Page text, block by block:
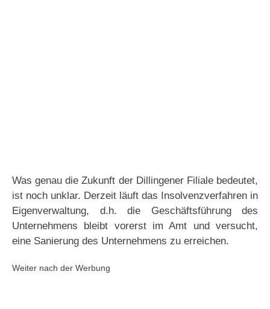
Was genau die Zukunft der Dillingener Filiale bedeutet,
ist noch unklar. Derzeit läuft das Insolvenzverfahren in
Eigenverwaltung, d.h. die Geschäftsführung des
Unternehmens bleibt vorerst im Amt und versucht,
eine Sanierung des Unternehmens zu erreichen.
Weiter nach der Werbung